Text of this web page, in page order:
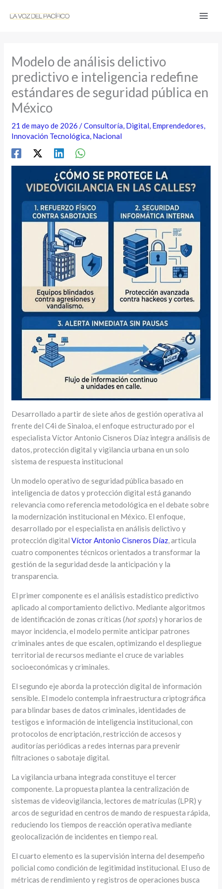
Modelo de análisis delictivo
predictivo e inteligencia redefine
estándares de seguridad pública en
México
21 de mayo de 2026/Consultoría, Digital, Emprendedores,
Innovación Tecnológica, Nacional
Desarrollado a partir de siete años de gestión operativa al
frente del C4i de Sinaloa, el enfoque estructurado por el
especialista Víctor Antonio Cisneros Díaz integra análisis de
datos, protección digital y vigilancia urbana en un solo
sistema de respuesta institucional
Un modelo operativo de seguridad pública basado en
inteligencia de datos y protección digital está ganando
relevancia como referencia metodológica en el debate sobre
la modernización institucional en México. El enfoque,
desarrollado por el especialista en análisis delictivo y
protección digitalVíctor Antonio Cisneros Díaz, articula
cuatro componentes técnicos orientados a transformar la
gestión de la seguridad desde la anticipación y la
transparencia.
El primer componente es el análisis estadístico predictivo
aplicado al comportamiento delictivo. Mediante algoritmos
de identificación de zonas críticas (hot spots) y horarios de
mayor incidencia, el modelo permite anticipar patrones
criminales antes de que escalen, optimizando el despliegue
territorial de recursos mediante el cruce de variables
socioeconómicas y criminales.
El segundo eje aborda la protección digital de información
sensible. El modelo contempla infraestructura criptográfica
para blindar bases de datos criminales, identidades de
testigos e información de inteligencia institucional, con
protocolos de encriptación, restricción de accesos y
auditorías periódicas a redes internas para prevenir
filtraciones o sabotaje digital.
La vigilancia urbana integrada constituye el tercer
componente. La propuesta plantea la centralización de
sistemas de videovigilancia, lectores de matrículas (LPR) y
arcos de seguridad en centros de mando de respuesta rápida,
reduciendo los tiempos de reacción operativa mediante
geolocalización de incidentes en tiempo real.
El cuarto elemento es la supervisión interna del desempeño
policial como condición de legitimidad institucional. El uso de
métricas de rendimiento y registros de operaciones busca